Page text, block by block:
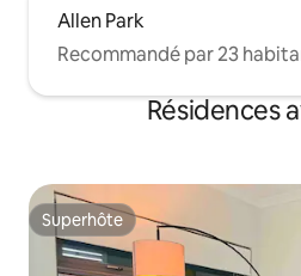
Allen Park
Recommandé par 23
Résidences
Superhôte
Superhôte